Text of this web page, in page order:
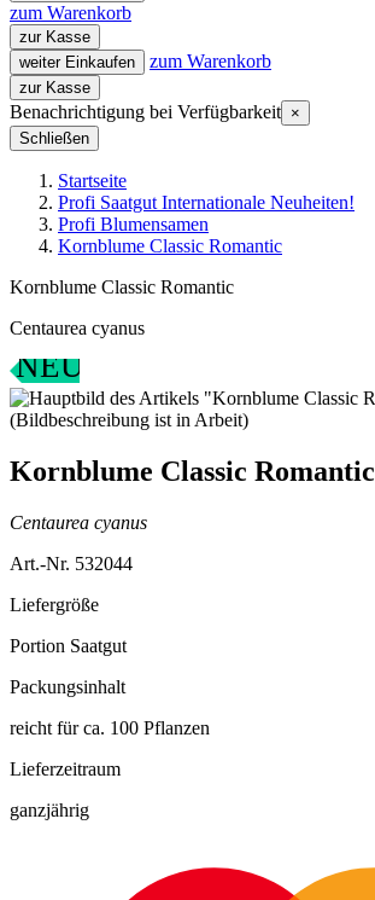
zum Warenkorb
zur Kasse
weiter Einkaufen
zum Warenkorb
zur Kasse
Benachrichtigung bei Verfügbarkeit ×
Schließen
Startseite
Profi Saatgut Internationale Neuheiten!
Profi Blumensamen
Kornblume Classic Romantic
Kornblume Classic Romantic
Centaurea cyanus
NEU
Kornblume Classic Romantic
Centaurea cyanus
Art.-Nr. 532044
Liefergröße
Portion Saatgut
Packungsinhalt
reicht für ca. 100 Pflanzen
Lieferzeitraum
ganzjährig